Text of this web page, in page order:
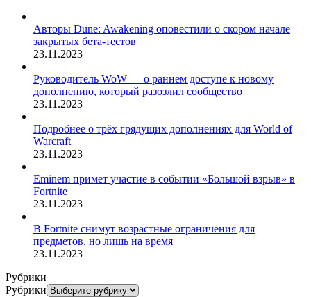
Авторы Dune: Awakening оповестили о скором начале
закрытых бета-тестов
23.11.2023
Руководитель WoW — о раннем доступе к новому
дополнению, который разозлил сообщество
23.11.2023
Подробнее о трёх грядущих дополнениях для World of
Warcraft
23.11.2023
Eminem примет участие в событии «Большой взрыв» в
Fortnite
23.11.2023
В Fortnite снимут возрастные ограничения для
предметов, но лишь на время
23.11.2023
Рубрики
Рубрики